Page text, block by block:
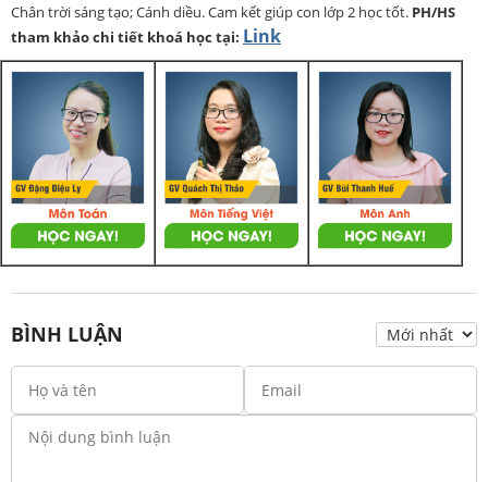
Chân trời sáng tạo; Cánh diều. Cam kết giúp con lớp 2 học tốt. PH/HS
tham khảo chi tiết khoá học tại: Link
BÌNH LUẬN